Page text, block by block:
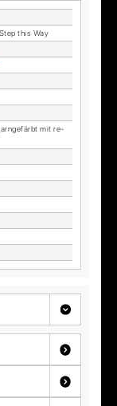
this Way
mit re­